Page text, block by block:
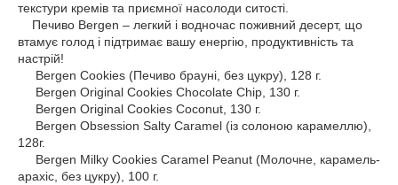
текстури кремів та приємної насолоди ситості.
Печиво Bergen – легкий і водночас поживний десерт, що
втамує голод і підтримає вашу енергію, продуктивність та
настрій!
Bergen Cookies (Печиво брауні, без цукру), 128 г.
Bergen Original Cookies Chocolate Chip, 130 г.
Bergen Original Cookies Coconut, 130 г.
Bergen Obsession Salty Caramel (із солоною карамеллю),
128г.
Bergen Milky Cookies Caramel Peanut (Молочне, карамель-
арахіс, без цукру), 100 г.